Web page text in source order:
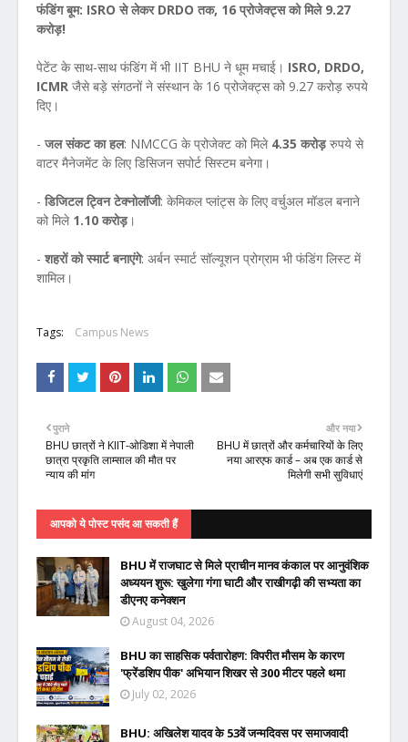
फंडिंग बूम: ISRO से लेकर DRDO तक, 16 प्रोजेक्ट्स को मिले 9.27
करोड़!
पेटेंट के साथ-साथ फंडिंग में भी IIT BHU ने धूम मचाई। ISRO, DRDO,
ICMR जैसे बड़े संगठनों ने संस्थान के 16 प्रोजेक्ट्स को 9.27 करोड़ रुपये
दिए।
- जल संकट का हल: NMCCG के प्रोजेक्ट को मिले 4.35 करोड़रुपये से
वाटर मैनेजमेंट के लिए डिसिजन सपोर्ट सिस्टम बनेगा।
- डिजिटल ट्विन टेक्नोलॉजी: केमिकल प्लांट्स के लिए वर्चुअल मॉडल बनाने
को मिले 1.10 करोड़।
- शहरों को स्मार्ट बनाएंगे: अर्बन स्मार्ट सॉल्यूशन प्रोग्राम भी फंडिंग लिस्ट में
शामिल।
Tags: Campus News
और नया
BHU में छात्रों और कर्मचारियों के लिए
नया आरएफ कार्ड – अब एक कार्ड से
मिलेगी सभी सुविधाएं
पुराने
BHU छात्रों ने KIIT-ओडिशा में नेपाली
छात्रा प्रकृति लाम्साल की मौत पर
न्याय की मांग
आपको ये पोस्ट पसंद आ सकती हैं
BHU में राजघाट से मिले प्राचीन मानव कंकाल पर आनुवंशिक
अध्ययन शुरू: खुलेगा गंगा घाटी और राखीगढ़ी की सभ्यता का
डीएनए कनेक्शन
August 04, 2026
BHU का साहसिक पर्वतारोहण: विपरीत मौसम के कारण
'फ्रेंडशिप पीक' अभियान शिखर से 300 मीटर पहले थमा
July 02, 2026
BHU: अखिलेश यादव के 53वें जन्मदिवस पर समाजवादी